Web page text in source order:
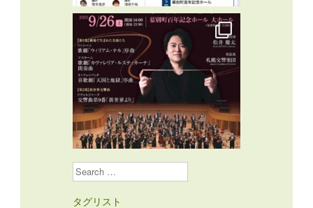
Search
タグリスト